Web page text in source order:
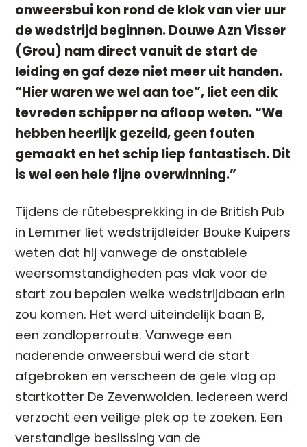
onweersbui kon rond de klok van vier uur
de wedstrijd beginnen. Douwe Azn Visser
(Grou) nam direct vanuit de start de
leiding en gaf deze niet meer uit handen.
“Hier waren we wel aan toe”, liet een dik
tevreden schipper na afloop weten. “We
hebben heerlijk gezeild, geen fouten
gemaakt en het schip liep fantastisch. Dit
is wel een hele fijne overwinning.”
Tijdens de rûtebesprekking in de British Pub
in Lemmer liet wedstrijdleider Bouke Kuipers
weten dat hij vanwege de onstabiele
weersomstandigheden pas vlak voor de
start zou bepalen welke wedstrijdbaan erin
zou komen. Het werd uiteindelijk baan B,
een zandloperroute. Vanwege een
naderende onweersbui werd de start
afgebroken en verscheen de gele vlag op
startkotter De Zevenwolden. Iedereen werd
verzocht een veilige plek op te zoeken. Een
verstandige beslissing van de